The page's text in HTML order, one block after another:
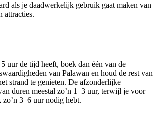
als je daadwerkelijk gebruik gaat maken van
attracties.
uur de tijd heeft, boek dan één van de
van Palawan en houd de rest van
strand te genieten. De afzonderlijke
duren meestal zo’n 1–3 uur, terwijl je voor
zo’n 3–6 uur nodig hebt.